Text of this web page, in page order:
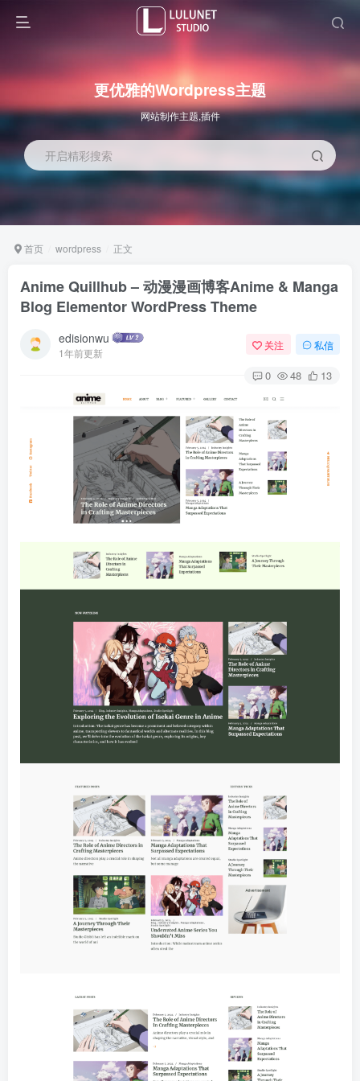
更优雅的Wordpress主题
网站制作主题,插件
开启精彩搜索
首页 wordpress 正文
Anime Quillhub – 动漫漫画博客Anime & Manga
Blog Elementor WordPress Theme
edisionwu
1年前更新
关注 私信
0 48 13